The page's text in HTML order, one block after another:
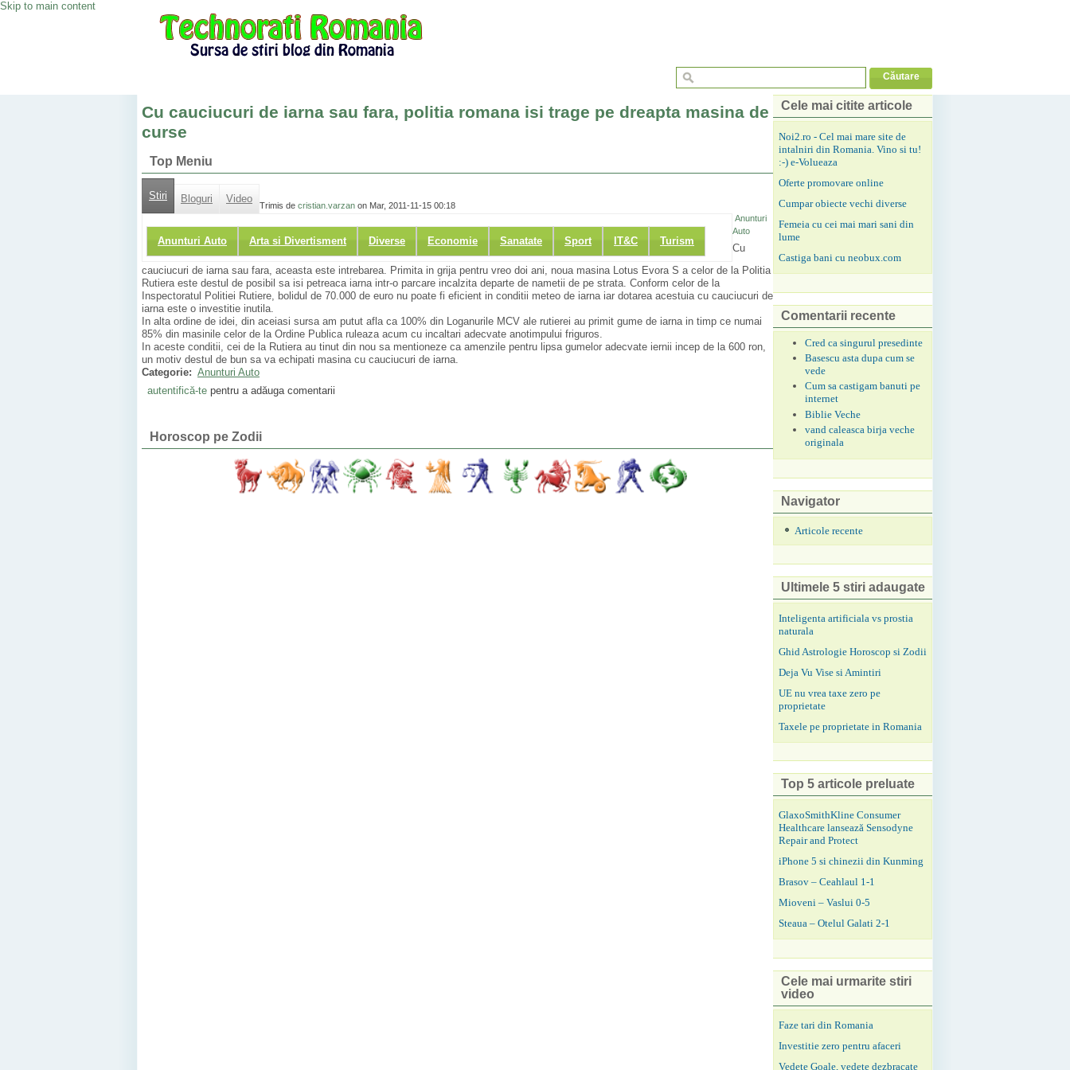
Skip to main content
Cu cauciucuri de iarna sau fara, politia romana isi trage pe dreapta masina de
curse
Top Meniu
Stiri Bloguri Video
Anunturi Auto Arta si Divertisment Diverse Economie Sanatate Sport IT&C Turism
Trimis de cristian.varzan on Mar, 2011-11-15 00:18
Anunturi
Auto
Cu
cauciucuri de iarna sau fara, aceasta este intrebarea. Primita in grija pentru vreo doi ani, noua masina Lotus Evora S a celor de la Politia
Rutiera este destul de posibil sa isi petreaca iarna intr-o parcare incalzita departe de nametii de pe strata. Conform celor de la
Inspectoratul Politiei Rutiere, bolidul de 70.000 de euro nu poate fi eficient in conditii meteo de iarna iar dotarea acestuia cu cauciucuri de
iarna este o investitie inutila.
In alta ordine de idei, din aceiasi sursa am putut afla ca 100% din Loganurile MCV ale rutierei au primit gume de iarna in timp ce numai
85% din masinile celor de la Ordine Publica ruleaza acum cu incaltari adecvate anotimpului friguros.
In aceste conditii, cei de la Rutiera au tinut din nou sa mentioneze ca amenzile pentru lipsa gumelor adecvate iernii incep de la 600 ron,
un motiv destul de bun sa va echipati masina cu cauciucuri de iarna.
Categorie: Anunturi Auto
autentifică-tepentru a adăuga comentarii
Horoscop pe Zodii
Cele mai citite articole
Noi2.ro - Cel mai mare site de
intalniri din Romania. Vino si tu!
:-) e-Volueaza
Oferte promovare online
Cumpar obiecte vechi diverse
Femeia cu cei mai mari sani din
lume
Castiga bani cu neobux.com
Comentarii recente
Cred ca singurul presedinte
Basescu asta dupa cum se
vede
Cum sa castigam banuti pe
internet
Biblie Veche
vand caleasca birja veche
originala
Navigator
Articole recente
Ultimele 5 stiri adaugate
Inteligenta artificiala vs prostia
naturala
Ghid Astrologie Horoscop si Zodii
Deja Vu Vise si Amintiri
UE nu vrea taxe zero pe
proprietate
Taxele pe proprietate in Romania
Top 5 articole preluate
GlaxoSmithKline Consumer
Healthcare lansează Sensodyne
Repair and Protect
iPhone 5 si chinezii din Kunming
Brasov – Ceahlaul 1-1
Mioveni – Vaslui 0-5
Steaua – Otelul Galati 2-1
Cele mai urmarite stiri
video
Faze tari din Romania
Investitie zero pentru afaceri
Vedete Goale, vedete dezbracate